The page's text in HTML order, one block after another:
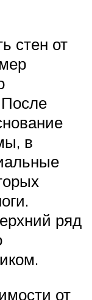
стен от
в
ряд
от